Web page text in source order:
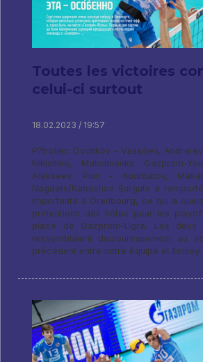
Toutes les victoires
celui-ci surtout
18.02.2023 / 19:57
P?trolier: Ouchkov - Vassiliev,
Nikishine, Maksimenko Gazprom-
Alekseev, Piun - Kourbatov,
Nagaets/Kabeshov Surguts a
importante à Orenbourg, ce qui a
prétentions des hôtes pour les
place de Gazprom-Ugra. Les deux
ressemblaient douloureusement au
précédent entre notre équipe et Enisey.